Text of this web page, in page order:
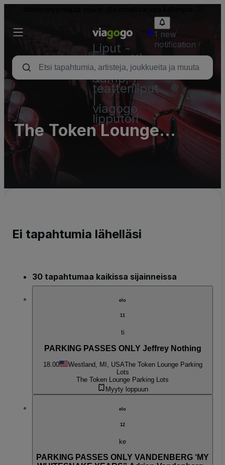
Liput -
konsertti,
urheilu
&amp;
teatteriliput
viagogo
lipputori
1 new
notification
The Token Lounge
Parking Lots
Ei tapahtumia lähelläsi
30 tapahtumaa kaikissa sijainneissa
elo
11
ti
PARKING PASSES ONLY Jeffrey Nothing
18.00 Westland, MI, USAThe Token Lounge Parking
Lots
The Token Lounge Parking Lots
Myyty loppuun
elo
12
ke
PARKING PASSES ONLY VANDENBERG ‘MY